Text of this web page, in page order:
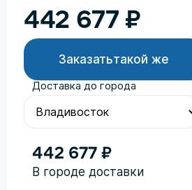
442 677 ₽
Заказатьтакой же
Доставка до города
442 677 ₽
В городе доставки